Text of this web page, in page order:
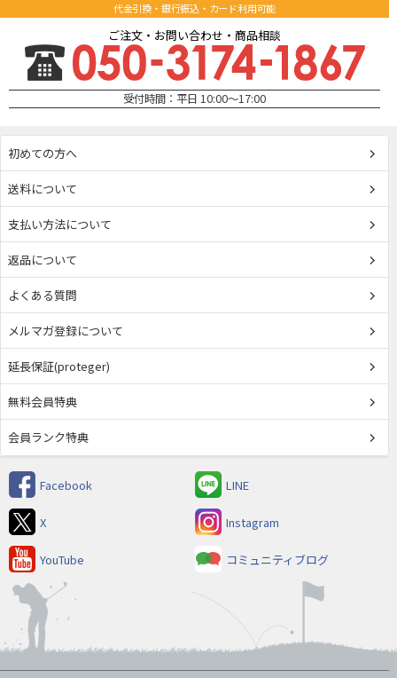
代金引換・銀行振込・カード利用可能
ご注文・お問い合わせ・商品相談
受付時間：平日 10:00～17:00
初めての方へ
送料について
支払い方法について
返品について
よくある質問
メルマガ登録について
延長保証(proteger)
無料会員特典
会員ランク特典
Facebook LINE
X Instagram
YouTube コミュニティブログ